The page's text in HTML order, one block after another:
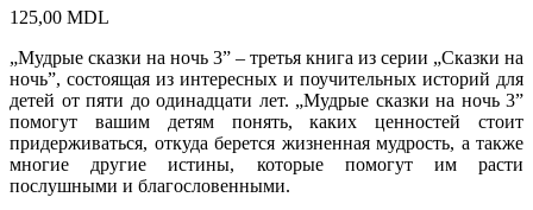
125,00 MDL
„Мудрые сказки на ночь 3” – третья книга из серии „Сказки на
ночь”, состоящая из интересных и поучительных историй для
детей от пяти до одинадцати лет. „Мудрые сказки на ночь 3”
помогут вашим детям понять, каких ценностей стоит
придерживаться, откуда берется жизненная мудрость, а также
многие другие истины, которые помогут им расти
послушными и благословенными.